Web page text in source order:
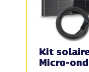
Kit solaire
Micro-